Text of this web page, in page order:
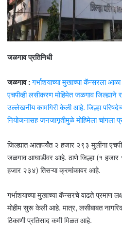
जळगाव प्रतिनिधी
जळगाव : गर्भाशयाच्या मुखाच्या कॅन्सरला आळा
एचपीव्ही लसीकरण मोहिमेत जळगाव
उल्लेखनीय कामगिरी केली आहे. जिल्हा
नियोजनासह जनजागृतीमुळे मोहिमेला चांगला
जिल्ह्यात आतापर्यंत २ हजार २९३ मुलींना
जळगाव आघाडीवर आहे. ठाणे जिल्हा (१ हजार
हजार २३४) तिसऱ्या क्रमांकावर आहे.
गर्भाशयाच्या मुखाच्या कॅन्सरचे वाढते प्रमाण
मोहीम सुरू केली आहे. मात्र, लसीबाबत
ठिकाणी प्रतिसाद कमी मिळत आहे.